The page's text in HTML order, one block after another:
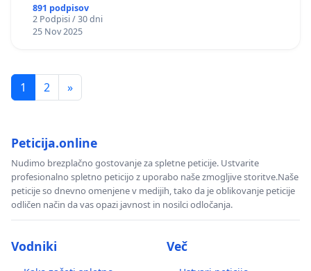
891 podpisov
2 Podpisi / 30 dni
25 Nov 2025
1 2 »
Peticija.online
Nudimo brezplačno gostovanje za spletne peticije. Ustvarite
profesionalno spletno peticijo z uporabo naše zmogljive storitve.Naše
peticije so dnevno omenjene v medijih, tako da je oblikovanje peticije
odličen način da vas opazi javnost in nosilci odločanja.
Vodniki Več